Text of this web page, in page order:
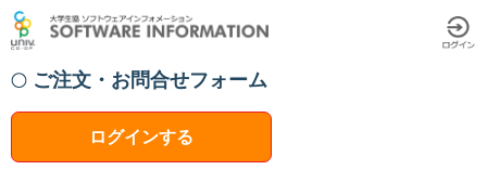
ご注文・お問合せフォーム
ログインする